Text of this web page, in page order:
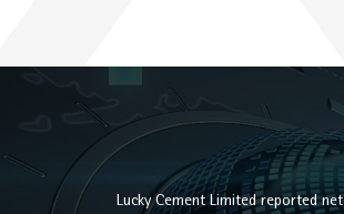
Lucky Cement Limited reported